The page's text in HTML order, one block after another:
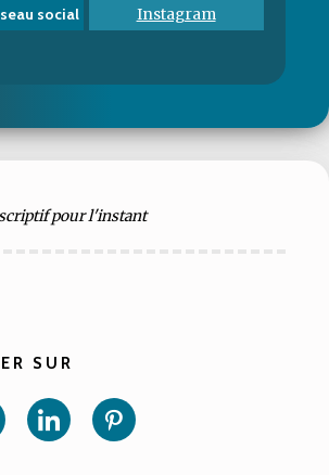
social Instagram
pour l'instant
SUR
Partager
sur sur